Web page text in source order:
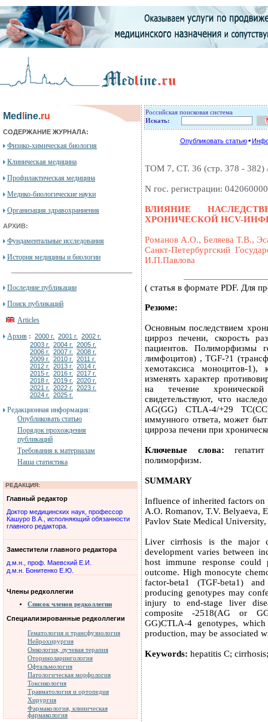
Med ine.ru
СОДЕРЖАНИЕ ЖУРНАЛА:
Физико-химическая биология
Клиническая медицина
Профилактическая медицина
Медико-биологические науки
Организация здравохраниения
АРХИВ:
Фундаментальные исследования
История медицины и биологии
Последние публикации
Поиск публикаций
Articles
Архив : 2000 г. 2001 г.
2002 г.
2003 г.
2004 г.
2005 г.
2006 г.
2007 г.
2008 г.
2009 г.
2010 г.
2011 г.
2012 г.
2013 г.
2014 г.
2015 г.
2016 г.
2017 г.
2018 г.
2019 г.
2020 г.
2021 г.
2022 г.
2023 г.
2024 г.
2025 г.
Редакционная информация:
Опубликовать статью
Порядок прохождения
публикаций
Требования к материалам
Наша статистика
РЕДАКЦИЯ:
Главный редактор
Доктор медицинских наук, профессор
Кашуро В.А., исполняющий обязанности
главного редактора.
Заместители главного редактора
д.м.н., проф. Маевский Е.И.
д.м.н. Бонитенко Е.Ю.
Члены редколлегии
Список членов редколлегии
Специализированные редколлегии
Гематология и трансфузиология
Нейрохирургия
Онкология, лучевая терапия
Оториноларингология
Офтальмология
Патологическая морфология
Токсикология
Травматология и ортопедия
Хирургия
Фармакология, клиническая
фармакология
Российская поисковая система
Искать:
Опубликовать статью
ТОМ 7, СТ. 36 (стр. 378 - 382)
N гос. регистрации:
ВЛИЯНИЕ
ХРОНИЧЕСКОЙ HCV-
Романов А.О., Беляева Т.В.,
Санкт-Петербургский
И.П.Павлова
( статья в формате PDF. Для
Резюме:
Основным последствием
цирроз печени, скорость
пациентов. Полиморфизмы
лимфоцитов) , TGF-?1
хемотаксиса моноцитов-1),
изменять характер
на течение
свидетельствуют, что
AG(GG) CTLA-4/+29
иммунного ответа, может
цирроза печени при
Ключевые слова:
полиморфизм.
SUMMARY
Influence of inherited factors
A.O. Romanov, T.V. Belyaeva,
Pavlov State Medical University,
Liver cirrhosis is the major
development varies between
host immune response
outcome. High monocyte
factor-beta1 (TGF-beta1)
producing genotypes may
injury to end-stage liver
composite -2518(AG or
GG)CTLA-4 genotypes,
production, may be associated
Keywords: hepatitis C;